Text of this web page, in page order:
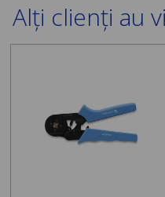
Alți clienți au